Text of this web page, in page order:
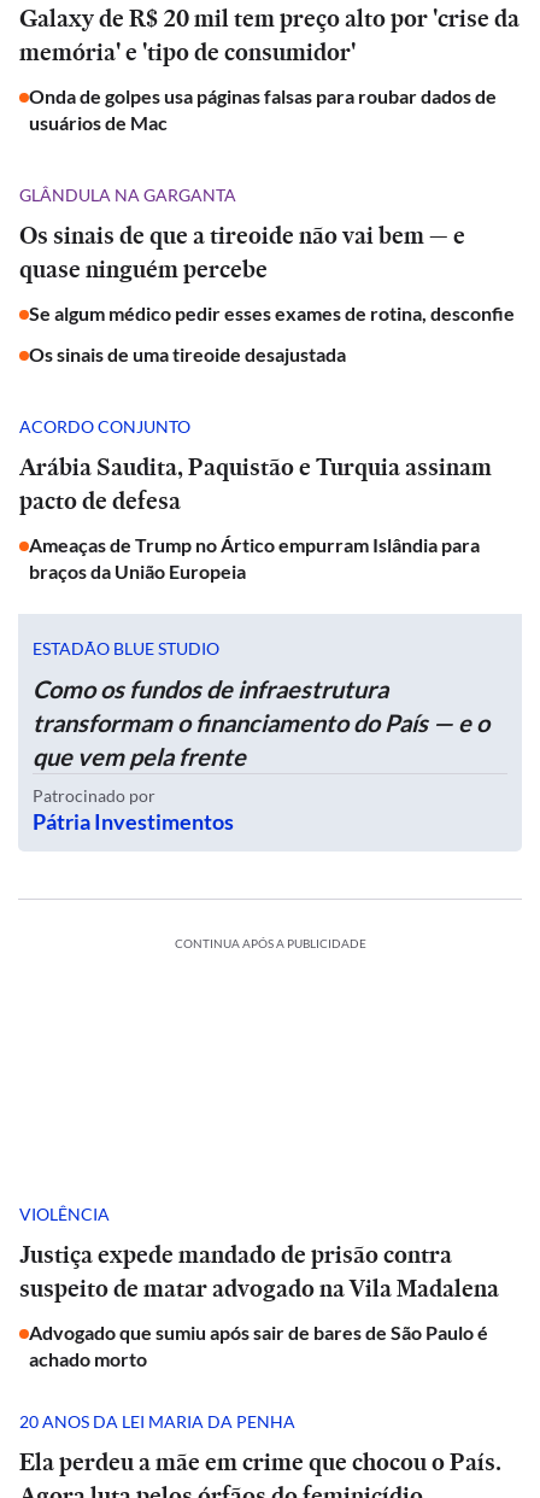
Galaxy de R$ 20 mil tem preço alto por 'crise da
memória' e 'tipo de consumidor'
Onda de golpes usa páginas falsas para roubar dados de
usuários de Mac
GLÂNDULA NA GARGANTA
Os sinais de que a tireoide não vai bem — e
quase ninguém percebe
Se algum médico pedir esses exames de rotina, desconfie
Os sinais de uma tireoide desajustada
ACORDO CONJUNTO
Arábia Saudita, Paquistão e Turquia assinam
pacto de defesa
Ameaças de Trump no Ártico empurram Islândia para
braços da União Europeia
ESTADÃO BLUE STUDIO
Como os fundos de infraestrutura
transformam o financiamento do País — e o
que vem pela frente
Patrocinado por
Pátria Investimentos
CONTINUA APÓS A PUBLICIDADE
VIOLÊNCIA
Justiça expede mandado de prisão contra
suspeito de matar advogado na Vila Madalena
Advogado que sumiu após sair de bares de São Paulo é
achado morto
20 ANOS DA LEI MARIA DA PENHA
Ela perdeu a mãe em crime que chocou o País.